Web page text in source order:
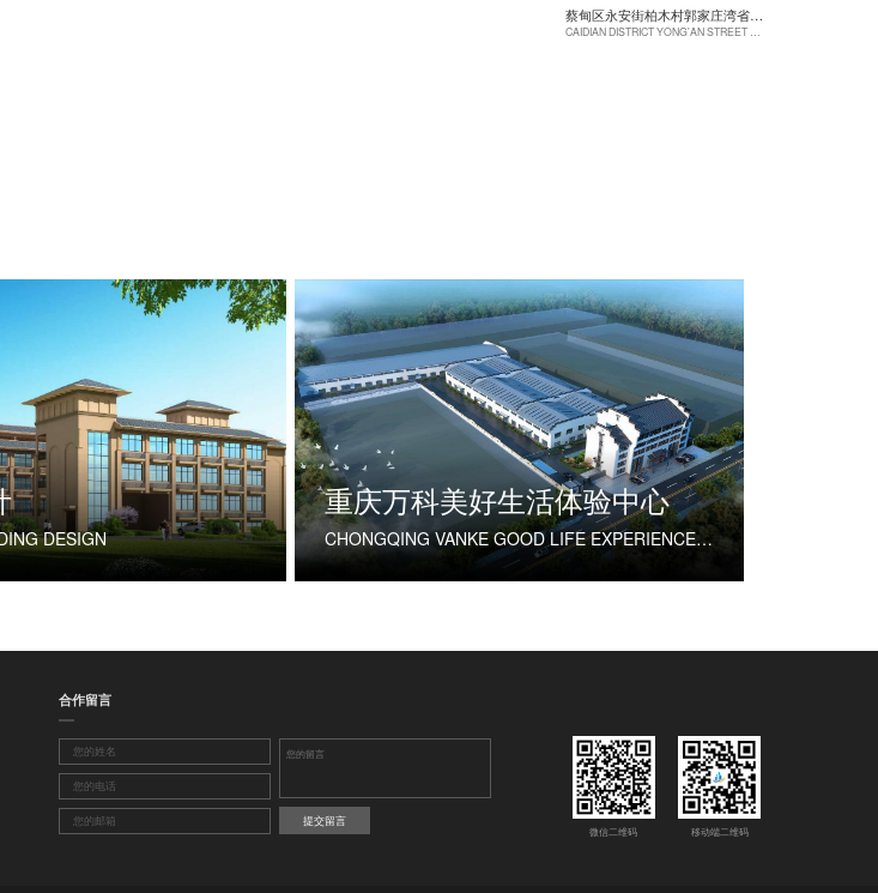
蔡甸区永安街柏木村郭家庄湾省级美丽乡村试点建设项目
CAIDIAN DISTRICT YONG'AN STREET CYPRESS VILLAGE GUOJIAZHUANG BAY PROVINCIAL BEAUTIFUL VILLAGE PILOT CONSTRUCTION PROJECT
DESIGN
重庆万科美好生活体验中心
CHONGQING VANKE GOOD LIFE EXPERIENCE CENTER
合作留言
提交留言
微信二维码 移动端二维码